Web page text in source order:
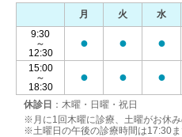
休診日 ：木曜・日曜・祝日
※月に1回木曜に診療、土曜がお休み
※土曜日の午後の診療時間は17:30ま
月 火 水
9:30
～
12:30
● ● ●
15:00
～
18:30
● ● ●